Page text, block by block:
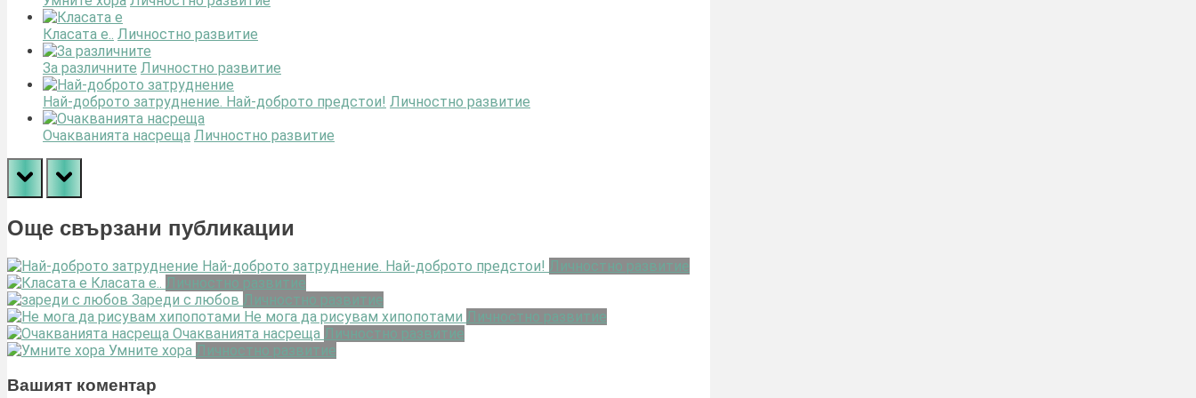
Класата е.. Личностно развитие
За различните Личностно развитие
Най-доброто затруднение. Най-доброто предстои! Личностно развитие
Очакванията насреща Личностно развитие
prev next
Още свързани публикации
Най-доброто затруднение. Най-доброто предстои! Личностно развитие
Класата е.. Личностно развитие
Зареди с любов Личностно развитие
Не мога да рисувам хипопотами Личностно развитие
Очакванията насреща Личностно развитие
Умните хора Личностно развитие
Вашият коментар